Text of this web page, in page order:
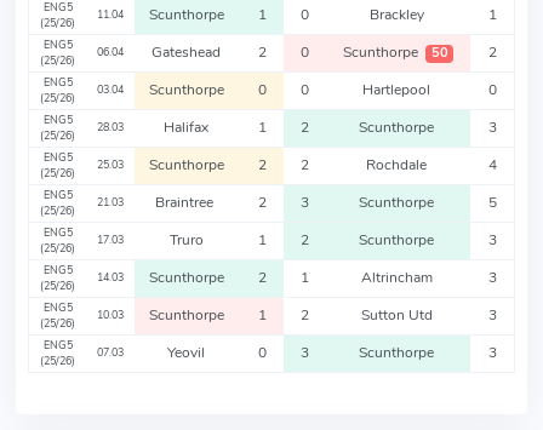
ENG5
(25/26)
11.04 Scunthorpe 1 0 Brackley 1
ENG5
(25/26)
06.04 Gateshead 2 0 Scunthorpe 50 2
ENG5
(25/26)
03.04 Scunthorpe 0 0 Hartlepool 0
ENG5
(25/26)
28.03 Halifax 1 2 Scunthorpe 3
ENG5
(25/26)
25.03 Scunthorpe 2 2 Rochdale 4
ENG5
(25/26)
21.03 Braintree 2 3 Scunthorpe 5
ENG5
(25/26)
17.03 Truro 1 2 Scunthorpe 3
ENG5
(25/26)
14.03 Scunthorpe 2 1 Altrincham 3
ENG5
(25/26)
10.03 Scunthorpe 1 2 Sutton Utd 3
ENG5
(25/26)
07.03 Yeovil 0 3 Scunthorpe 3